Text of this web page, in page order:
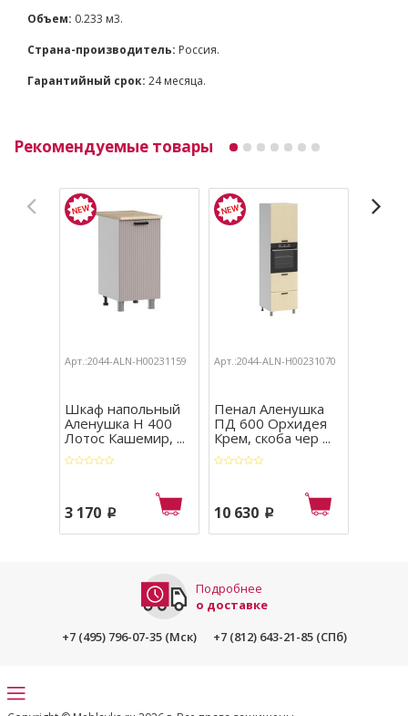
Объем: 0.233 м3.
Страна-производитель: Россия.
Гарантийный срок: 24 месяца.
Рекомендуемые товары
Арт.:2044-ALN-Н00231159
Шкаф напольный
Аленушка Н 400
Лотос Кашемир, ...
3 170 p
Арт.:2044-ALN-Н00231070
Пенал Аленушка
ПД 600 Орхидея
Крем, скоба чер ...
10 630 p
Подробнее
о доставке
+7 (495) 796-07-35 (Мск)
+7 (812) 643-21-85 (СПб)